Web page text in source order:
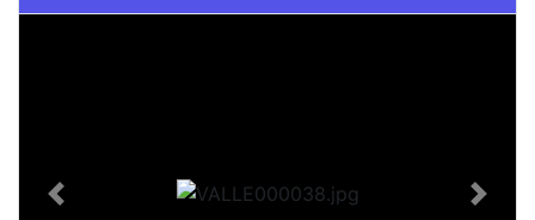
Previous Next